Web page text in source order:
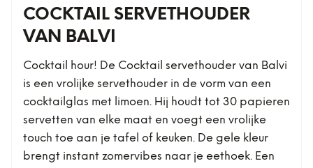
COCKTAIL SERVETHOUDER
VAN BALVI
Cocktail hour! De Cocktail servethouder van Balvi
is een vrolijke servethouder in de vorm van een
cocktailglas met limoen. Hij houdt tot 30 papieren
servetten van elke maat en voegt een vrolijke
touch toe aan je tafel of keuken. De gele kleur
brengt instant zomervibes naar je eethoek. Een